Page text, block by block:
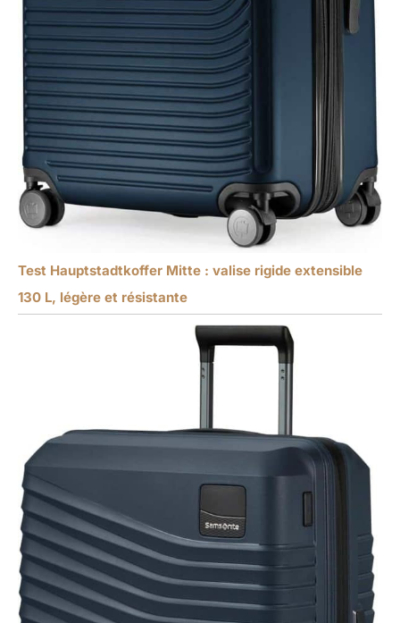
Test Hauptstadtkoffer Mitte : valise rigide extensible
130 L, légère et résistante